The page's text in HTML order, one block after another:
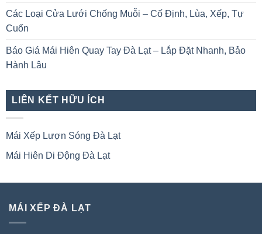
Các Loại Cửa Lưới Chống Muỗi – Cố Định, Lùa, Xếp, Tự
Cuốn
Báo Giá Mái Hiên Quay Tay Đà Lạt – Lắp Đặt Nhanh, Bảo
Hành Lâu
LIÊN KẾT HỮU ÍCH
Mái Xếp Lượn Sóng Đà Lạt
Mái Hiên Di Động Đà Lạt
MÁI XẾP ĐÀ LẠT